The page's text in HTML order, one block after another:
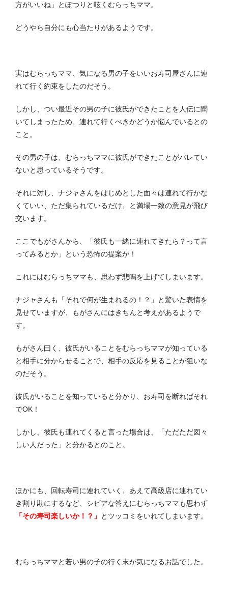
方がいいね」とぽつりと呟くむらっちママ。
どうやら自分にも心当たりがあるようです。
実はむらっちママ、気になる男の子をいいお寿司屋さんに連
れて行く約束をしたのだそう。
しかし、つい最近その男の子に彼氏ができたことを人伝に聞
いてしまったため、連れて行くべきかどうか悩んでいるとの
こと。
その男の子は、むらっちママに彼氏ができたことがバレてい
ないと思っているそうです。
それに対し、ナジャさんをはじめとした面々は連れて行かな
くていい、ただ集られているだけ、と満場一致の意見が飛び
交います。
ここでもがさんから、「彼氏も一緒に連れてきたら？って言
ってみるとか」という恐怖の提案が！
これにはむらっちママも、思わず悲鳴を上げてしまいます。
ナジャさんも「それで何が生まれるの！？」と驚いた表情を
見せていますが、もがさんにはきちんと考えがあるようで
す。
もがさん曰く、彼氏がいることをむらっちママが知っている
と相手に分からせることで、相手の反応を見ることが狙いな
のだそう。
彼氏がいることを知っていると分かり、お寿司を断ればそれ
でOK！
しかし、彼氏も連れてくると言った場合は、「ただただ図々
しい人だった」と分かるとのこと。
ほかにも、回転寿司に連れていく、あえて高級店に連れてい
き割り勘にするなど、シビアな答えにむらっちママも思わず
「その寿司楽しいか！？」 とツッコミをいれてしまいます。
むらっちママと若い男の子の行く末が気になるお話でした。